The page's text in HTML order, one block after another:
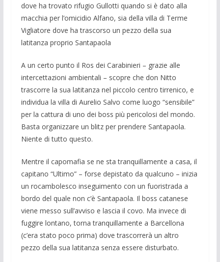
dove ha trovato rifugio Gullotti quando si è dato alla
macchia per l’omicidio Alfano, sia della villa di Terme
Vigliatore dove ha trascorso un pezzo del­la sua
latitanza proprio Santapaola
A un certo punto il Ros dei Carabinieri – grazie alle
intercettazioni ambientali – scopre che don Nitto
trascorre la sua latitanza nel piccolo centro tirrenico, e
individua la vil­la di Aurelio Salvo come luogo “sensibile”
per la cattura di uno dei boss più pericolosi del mondo.
Basta organiz­zare un blitz per prendere Santapaola.
Niente di tutto questo.
Mentre il capoma­fia se ne sta tranquillamente a casa, il
ca­pitano “Ultimo” – forse depistato da qual­cuno – inizia
un rocambolesco insegui­mento con un fuoristrada a
bordo del qua­le non c’è Santapaola. Il boss catanese
viene messo sull’avviso e lascia il covo. Ma invece di
fuggire lontano, torna tran­quillamente a Barcellona
(c’era stato poco prima) dove trascorrerà un altro
pezzo della sua latitanza senza essere disturbato.